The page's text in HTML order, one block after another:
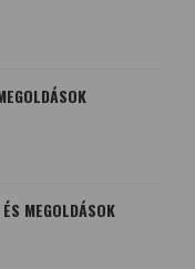
MEGOLDÁSOK